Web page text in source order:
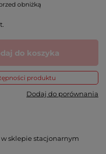
obniżką
do koszyka
produktu
Dodaj do porównania
sklepie stacjonarnym